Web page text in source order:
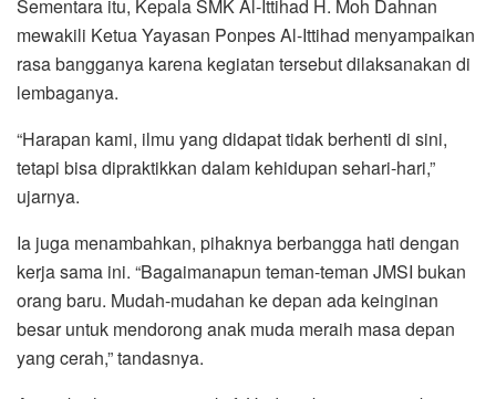
Sementara itu, Kepala SMK Al-Ittihad H. Moh Dahnan
mewakili Ketua Yayasan Ponpes Al-Ittihad menyampaikan
rasa bangganya karena kegiatan tersebut dilaksanakan di
lembaganya.
“Harapan kami, ilmu yang didapat tidak berhenti di sini,
tetapi bisa dipraktikkan dalam kehidupan sehari-hari,”
ujarnya.
Ia juga menambahkan, pihaknya berbangga hati dengan
kerja sama ini. “Bagaimanapun teman-teman JMSI bukan
orang baru. Mudah-mudahan ke depan ada keinginan
besar untuk mendorong anak muda meraih masa depan
yang cerah,” tandasnya.